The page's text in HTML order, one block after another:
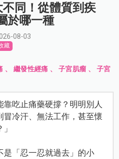
同！從體質到疾
於哪一種
08-03
藏
、 繼發性經痛 、 子宮肌瘤 、 子宮
靠吃止痛藥硬撐？明明別人
冒冷汗、無法工作，甚至懷
是「忍一忍就過去」的小